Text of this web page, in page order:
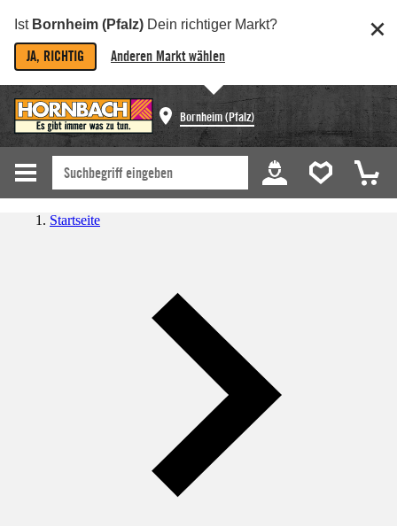
Ist Bornheim (Pfalz) Dein richtiger Markt?
JA, RICHTIG Anderen Markt wählen
Bornheim (Pfalz)
Startseite